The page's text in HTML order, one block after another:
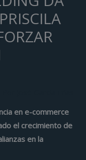
en e-commerce
el crecimiento de
en la